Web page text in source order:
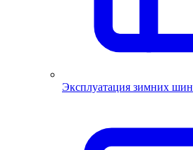
Эксплуатация зимних шин